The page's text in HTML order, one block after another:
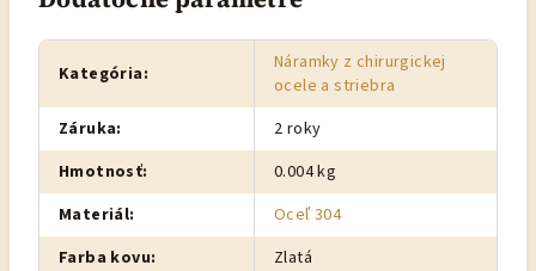
Kategória:
Náramky z chirurgickej
ocele a striebra
Záruka:
2 roky
Hmotnosť:
0.004 kg
Materiál:
Oceľ 304
Farba kovu:
Zlatá